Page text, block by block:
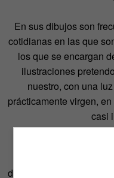
En sus dibujos son
cotidianas en las que
los que se encargan
ilustraciones
nuestro, con una
prácticamente virgen,
casi
No se considera
repite ciertas
delante del ordenador,